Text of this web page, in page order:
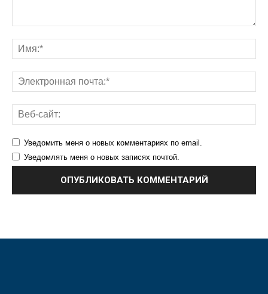
Уведомить меня о новых комментариях по email.
Уведомлять меня о новых записях почтой.